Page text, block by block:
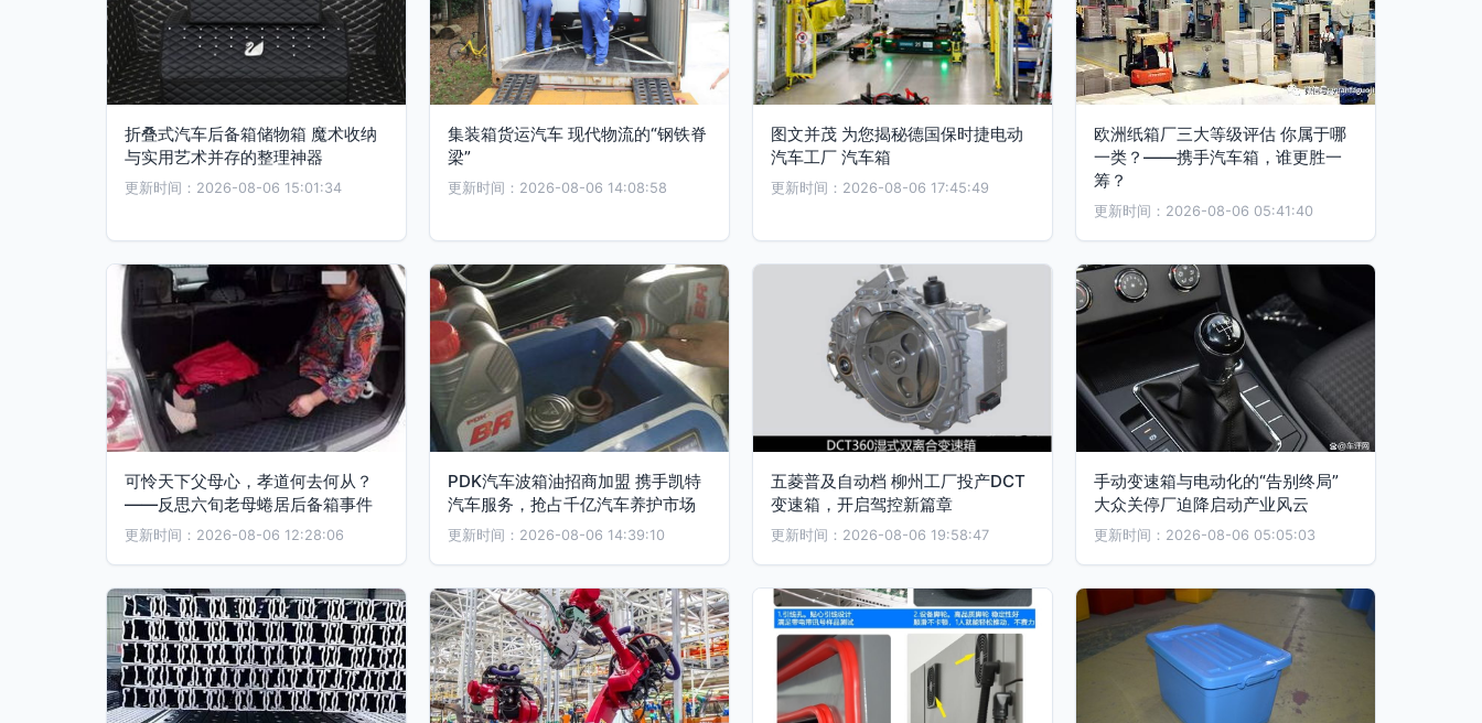
折叠式汽车后备箱储物箱 魔术收纳
与实用艺术并存的整理神器
更新时间：2026-08-06 15:01:34
集装箱货运汽车 现代物流的“钢铁脊
梁”
更新时间：2026-08-06 14:08:58
图文并茂 为您揭秘德国保时捷电动
汽车工厂 汽车箱
更新时间：2026-08-06 17:45:49
欧洲纸箱厂三大等级评估 你属于哪
一类？——携手汽车箱，谁更胜一
筹？
更新时间：2026-08-06 05:41:40
可怜天下父母心，孝道何去何从？
——反思六旬老母蜷居后备箱事件
更新时间：2026-08-06 12:28:06
PDK汽车波箱油招商加盟 携手凯特
汽车服务，抢占千亿汽车养护市场
更新时间：2026-08-06 14:39:10
五菱普及自动档 柳州工厂投产DCT
变速箱，开启驾控新篇章
更新时间：2026-08-06 19:58:47
手动变速箱与电动化的“告别终局”
大众关停厂迫降启动产业风云
更新时间：2026-08-06 05:05:03